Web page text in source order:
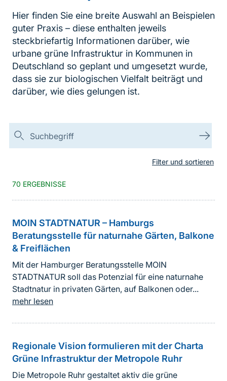
Hier finden Sie eine breite Auswahl an Beispielen
guter Praxis – diese enthalten jeweils
steckbriefartig Informationen darüber, wie
urbane grüne Infrastruktur in Kommunen in
Deutschland so geplant und umgesetzt wurde,
dass sie zur biologischen Vielfalt beiträgt und
darüber, wie dies gelungen ist.
Suchen
Filter und sortieren
70 ERGEBNISSE
MOIN STADTNATUR – Hamburgs
Beratungsstelle für naturnahe Gärten, Balkone
& Freiflächen
Mit der Hamburger Beratungsstelle MOIN
STADTNATUR soll das Potenzial für eine naturnahe
Stadtnatur in privaten Gärten, auf Balkonen oder...
mehr lesen
Regionale Vision formulieren mit der Charta
Grüne Infrastruktur der Metropole Ruhr
Die Metropole Ruhr gestaltet aktiv die grüne